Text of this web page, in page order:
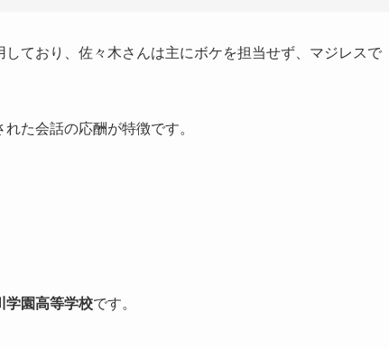
ており、佐々木さんは主にボケを担当せず、マジレスで
た会話の応酬が特徴です。
学園高等学校です。